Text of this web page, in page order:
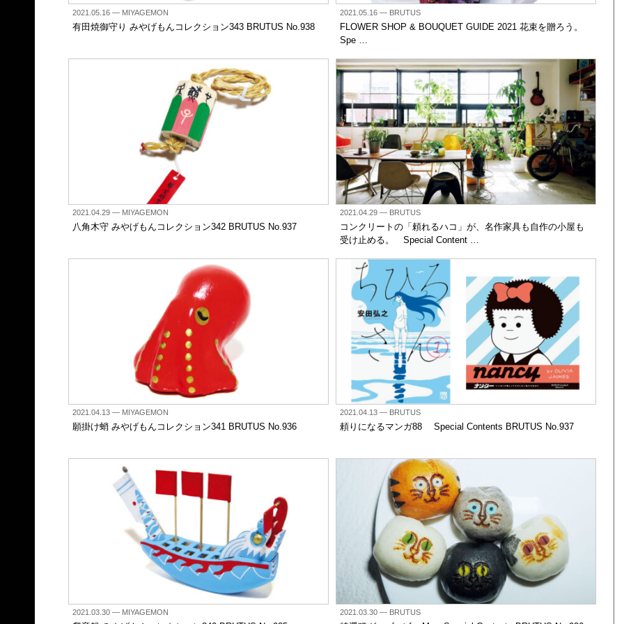
2021.05.16 — MIYAGEMON
有田焼御守り みやげもんコレクション343 BRUTUS No.938
2021.05.16 — BRUTUS
FLOWER SHOP & BOUQUET GUIDE 2021 花束を贈ろう。
Spe …
2021.04.29 — MIYAGEMON
八角木守 みやげもんコレクション342 BRUTUS No.937
2021.04.29 — BRUTUS
コンクリートの「頼れるハコ」が、名作家具も自作の小屋も
受け止める。 Special Content …
2021.04.13 — MIYAGEMON
願掛け蛸 みやげもんコレクション341 BRUTUS No.936
2021.04.13 — BRUTUS
頼りになるマンガ88 Special Contents BRUTUS No.937
2021.03.30 — MIYAGEMON 2021.03.30 — BRUTUS